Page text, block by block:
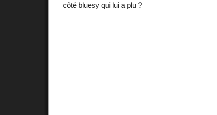
côté bluesy qui lui a plu ?